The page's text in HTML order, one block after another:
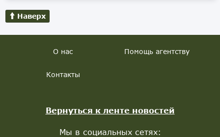
Наверх
О нас Помощь агентству
Контакты
Вернуться к ленте новостей
Мы в социальных сетях: